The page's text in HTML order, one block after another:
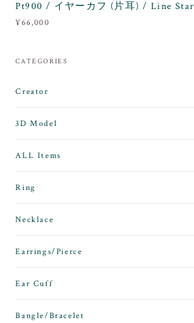
Pt900 / イヤーカフ (片耳) / Line Star
¥66,000
CATEGORIES
Creator
3D Model
ALL Items
Ring
Necklace
Earrings/Pierce
Ear Cuff
Bangle/Bracelet